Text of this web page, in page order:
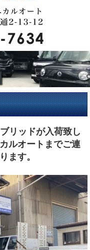
リッドが入荷致し
ルオートまでご連
ます。